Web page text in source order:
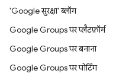
'Google सुरक्षा' ब्लॉग
Google Groups पर प्लैटफ़ॉर्म
Google Groups पर बनाना
Google Groups पर पोर्टिंग